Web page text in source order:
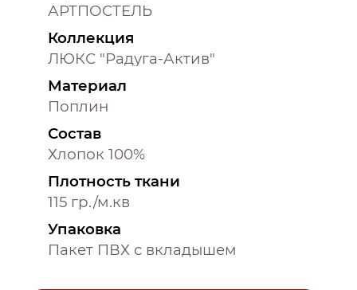
АРТПОСТЕЛЬ
Коллекция
ЛЮКС "Радуга-Актив"
Материал
Поплин
Состав
Хлопок 100%
Плотность ткани
115 гр./м.кв
Упаковка
Пакет ПВХ с вкладышем